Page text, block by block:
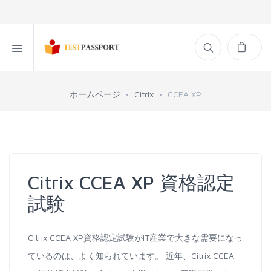
ホームページ Citrix CCEA XP
Citrix CCEA XP 資格認定
試験
Citrix CCEA XP資格認定試験がIT産業で大きな需要になっ
ているのは、よく知られています。 近年、Citrix CCEA